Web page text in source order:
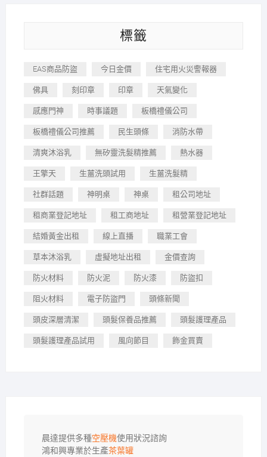
標籤
EAS商品防盜 今日金價 住宅用火災警報器
佛具 刻印章 印章 天氣變化
感應門神 時事議題 板橋禮儀公司
板橋禮儀公司推薦 民生頭條 消防水帶
清爽沐浴乳 無矽靈洗髮精推薦 熱水器
王擎天 生薑洗頭試用 生薑洗髮精
社群話題 神明桌 神桌 租公司地址
租商業登記地址 租工商地址 租營業登記地址
結婚黃金出租 線上直播 職業工會
草本沐浴乳 虛擬地址出租 金價查詢
防火材料 防火泥 防火漆 防盜扣
阻火材料 電子防盜門 頭條新聞
頭皮深層清潔 頭髮保養品推薦 頭髮護理產品
頭髮護理產品試用 風向節目 飾金買賣
晨達提供多種空壓機使用狀況諮詢
鴻和興專業於生產茶葉罐